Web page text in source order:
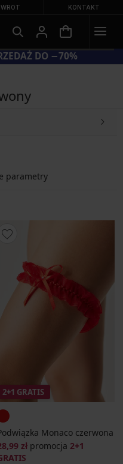
KONTAKT
WYPRZEDAŻ DO
parametry
2+1 GRATIS
Monaco czerwona
zł promocja 2+1